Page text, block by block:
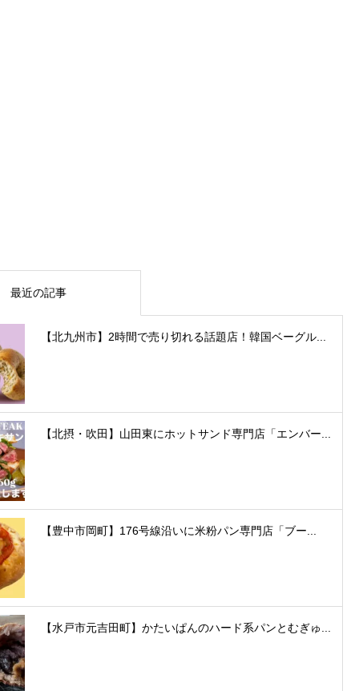
最近の記事
【北九州市】2時間で売り切れる話題店！韓国ベーグル...
【北摂・吹田】山田東にホットサンド専門店「エンバー...
【豊中市岡町】176号線沿いに米粉パン専門店「ブー...
【水戸市元吉田町】かたいぱんのハード系パンとむぎゅ...